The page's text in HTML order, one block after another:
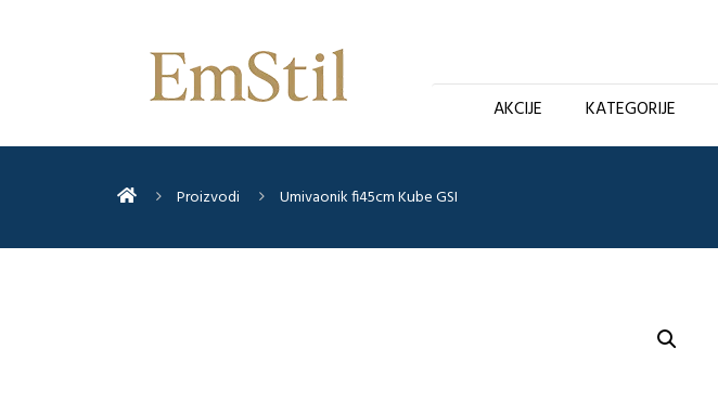
AKCIJE KATEGORIJE
Proizvodi Umivaonik fi45cm Kube GSI